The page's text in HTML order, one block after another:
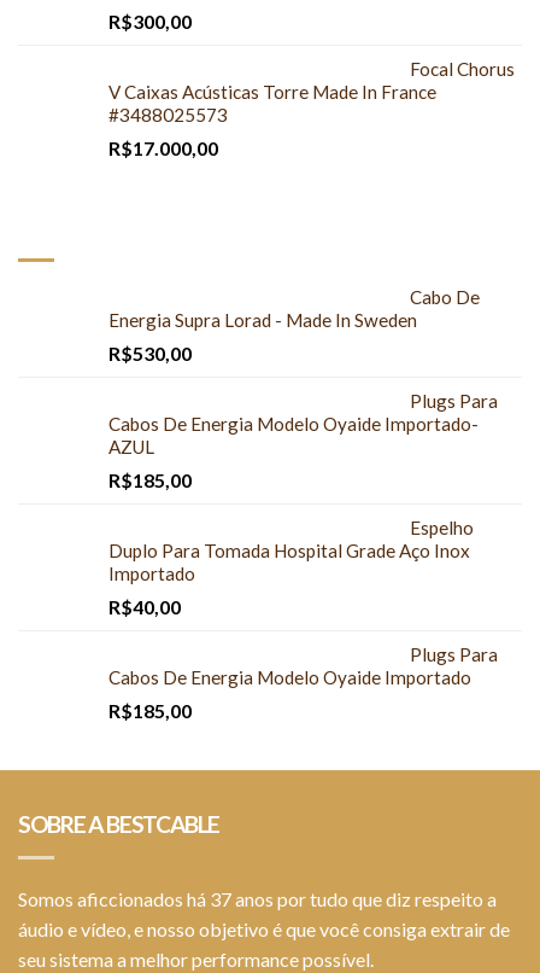
R$300,00
Focal Chorus
V Caixas Acústicas Torre Made In France
#3488025573
R$17.000,00
Cabo De
Energia Supra Lorad - Made In Sweden
R$530,00
Plugs Para
Cabos De Energia Modelo Oyaide Importado-
AZUL
R$185,00
Espelho
Duplo Para Tomada Hospital Grade Aço Inox
Importado
R$40,00
Plugs Para
Cabos De Energia Modelo Oyaide Importado
R$185,00
SOBRE A BESTCABLE
Somos aficcionados há 37 anos por tudo que diz respeito a
áudio e vídeo, e nosso objetivo é que você consiga extrair de
seu sistema a melhor performance possível.